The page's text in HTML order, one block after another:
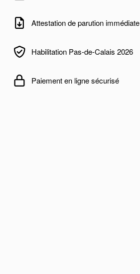
Attestation de parution immédiate
Habilitation Pas-de-Calais 2026
Paiement en ligne sécurisé